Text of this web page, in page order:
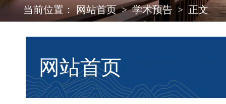
当前位置： 网站首页>学术预告> 正文
网站首页